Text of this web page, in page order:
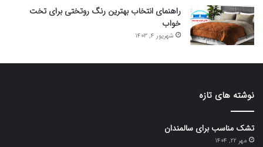
راهنمای انتخاب بهترین رنگ روتختی برای تخت
خواب
شهریور 4, 1403
نوشته های تازه
تشک مناسب برای سالمندان
مهر 22, 1404